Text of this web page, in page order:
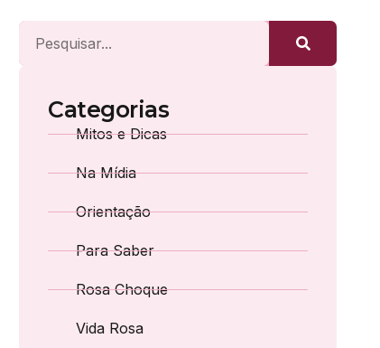
Categorias
Mitos e Dicas
Na Mídia
Orientação
Para Saber
Rosa Choque
Vida Rosa